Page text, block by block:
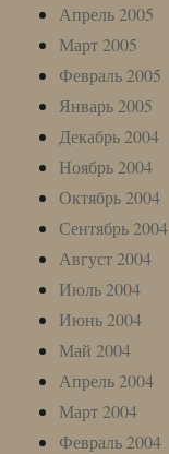
Апрель 2005
Март 2005
Февраль 2005
Январь 2005
Декабрь 2004
Ноябрь 2004
Октябрь 2004
Сентябрь 2004
Август 2004
Июль 2004
Июнь 2004
Май 2004
Апрель 2004
Март 2004
Февраль 2004